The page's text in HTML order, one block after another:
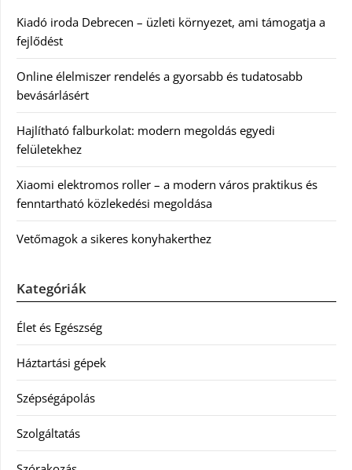
Kiadó iroda Debrecen – üzleti környezet, ami támogatja a
fejlődést
Online élelmiszer rendelés a gyorsabb és tudatosabb
bevásárlásért
Hajlítható falburkolat: modern megoldás egyedi
felületekhez
Xiaomi elektromos roller – a modern város praktikus és
fenntartható közlekedési megoldása
Vetőmagok a sikeres konyhakerthez
Kategóriák
Élet és Egészség
Háztartási gépek
Szépségápolás
Szolgáltatás